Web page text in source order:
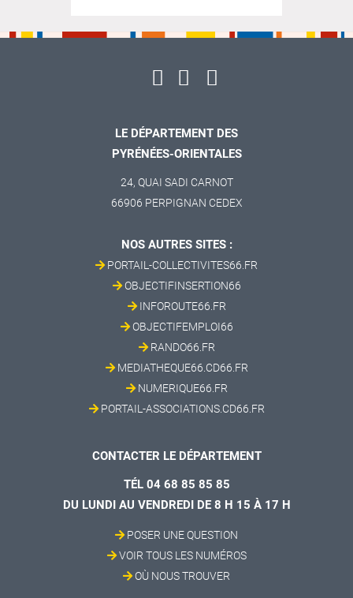
LE DÉPARTEMENT DES
PYRÉNÉES-ORIENTALES
24, QUAI SADI CARNOT
66906 PERPIGNAN CEDEX
NOS AUTRES SITES :
PORTAIL-COLLECTIVITES66.FR
OBJECTIFINSERTION66
INFOROUTE66.FR
OBJECTIFEMPLOI66
RANDO66.FR
MEDIATHEQUE66.CD66.FR
NUMERIQUE66.FR
PORTAIL-ASSOCIATIONS.CD66.FR
CONTACTER LE DÉPARTEMENT
TÉL 04 68 85 85 85
DU LUNDI AU VENDREDI DE 8 H 15 À 17 H
POSER UNE QUESTION
VOIR TOUS LES NUMÉROS
OÙ NOUS TROUVER